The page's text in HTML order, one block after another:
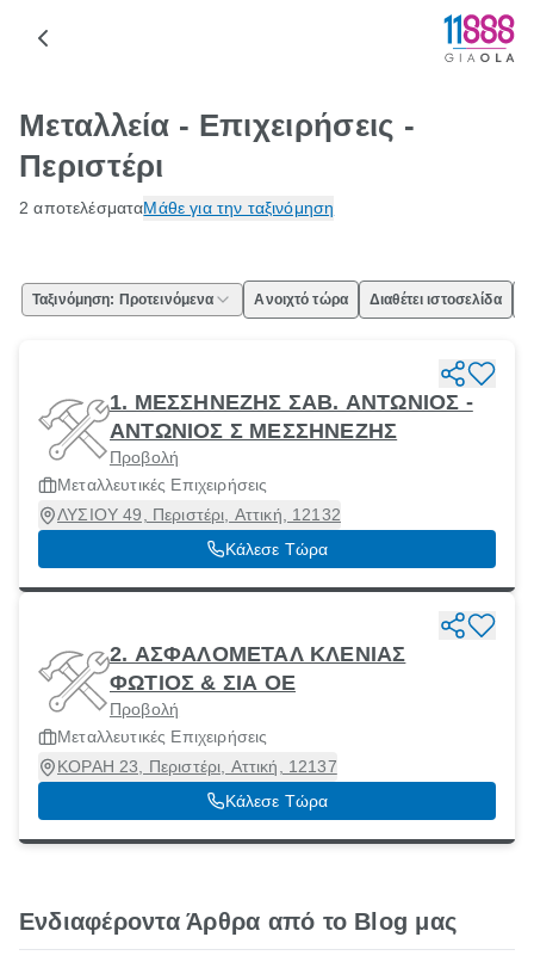
Μεταλλεία - Επιχειρήσεις -
Περιστέρι
2 αποτελέσματαΜάθε για την ταξινόμηση
Ταξινόμηση: Προτεινόμενα Ανοιχτό τώρα Διαθέτει ιστοσελίδα
1. ΜΕΣΣΗΝΕΖΗΣ ΣΑΒ. ΑΝΤΩΝΙΟΣ -
ΑΝΤΩΝΙΟΣ Σ ΜΕΣΣΗΝΕΖΗΣ
Προβολή
Μεταλλευτικές Επιχειρήσεις
ΛΥΣΙΟΥ 49, Περιστέρι, Αττική, 12132
Κάλεσε Τώρα
2. ΑΣΦΑΛΟΜΕΤΑΛ ΚΛΕΝΙΑΣ
ΦΩΤΙΟΣ & ΣΙΑ ΟΕ
Προβολή
Μεταλλευτικές Επιχειρήσεις
ΚΟΡΑΗ 23, Περιστέρι, Αττική, 12137
Κάλεσε Τώρα
Ενδιαφέροντα Άρθρα από το Blog μας